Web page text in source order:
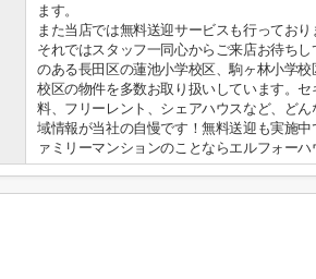
ます。
また当店では無料送迎サービスも行っており
それではスタッフ一同心からご来店お待ち
のある長田区の蓮池小学校区、駒ヶ林小学
校区の物件を多数お取り扱いしています。
料、フリーレント、シェアハウスなど、ど
域情報が当社の自慢です！無料送迎も実施
ァミリーマンションのことならエルフォーハ